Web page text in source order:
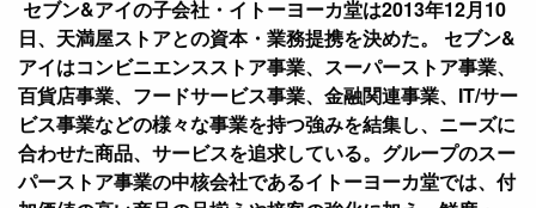
セブン&アイの子会社・イトーヨーカ堂は2013年12月10
日、天満屋ストアとの資本・業務提携を決めた。 セブン&
アイはコンビニエンスストア事業、スーパーストア事業、
百貨店事業、フードサービス事業、金融関連事業、IT/サー
ビス事業などの様々な事業を持つ強みを結集し、ニーズに
合わせた商品、サービスを追求している。グループのスー
パーストア事業の中核会社であるイトーヨーカ堂では、付